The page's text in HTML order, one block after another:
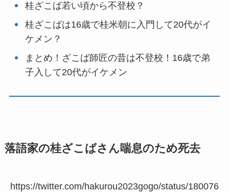
桂ざこば若い頃から不登校？
桂ざこばは16歳で桂米朝に入門して20代がイ
ケメン？
まとめ！ざこば師匠の昔は不登校！16歳で弟
子入して20代がイケメン
落語家の桂ざこばさん喘息のため死去
https://twitter.com/hakurou2023gogo/status/180076